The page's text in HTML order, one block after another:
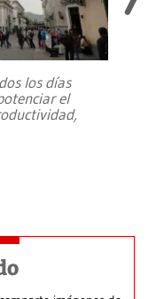
los días
el